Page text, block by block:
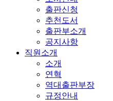
출판신청
추천도서
출판부소개
공지사항
직원소개
소개
연혁
역대출판부장
규정안내